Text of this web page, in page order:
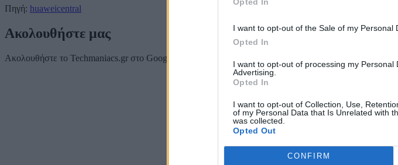
I want to opt-out of the Sale of my Personal
Opted In
I want to opt-out of processing my Personal
Advertising.
Opted In
I want to opt-out of Collection, Use,
of my Personal Data that Is Unrelated with
was collected.
Opted Out
CONFIRM
Πηγή: huaweicentral
Ακολουθήστε μας
Ακολουθήστε το Techmaniacs.gr στο Google News για να διαβάζετε πρώτοι όλα τα τεχνολογικά νέα,